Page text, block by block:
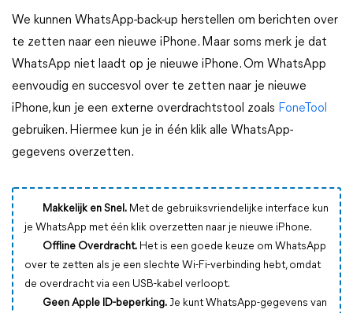
We kunnen WhatsApp-back-up herstellen om berichten over
te zetten naar een nieuwe iPhone. Maar soms merk je dat
WhatsApp niet laadt op je nieuwe iPhone. Om WhatsApp
eenvoudig en succesvol over te zetten naar je nieuwe
iPhone, kun je een externe overdrachtstool zoals FoneTool
gebruiken. Hiermee kun je in één klik alle WhatsApp-
gegevens overzetten.
Makkelijk en Snel. Met de gebruiksvriendelijke interface kun
je WhatsApp met één klik overzetten naar je nieuwe iPhone.
Offline Overdracht. Het is een goede keuze om WhatsApp
over te zetten als je een slechte Wi-Fi-verbinding hebt, omdat
de overdracht via een USB-kabel verloopt.
Geen Apple ID-beperking. Je kunt WhatsApp-gegevens van